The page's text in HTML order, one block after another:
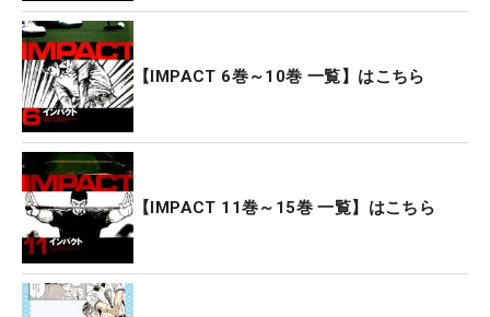
【IMPACT 6巻～10巻 一覧】はこちら
【IMPACT 11巻～15巻 一覧】はこちら